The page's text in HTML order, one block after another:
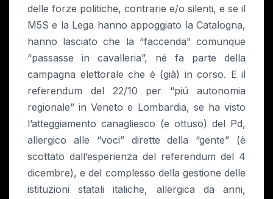
delle forze politiche, contrarie e/o silenti, e se il
M5S e la Lega hanno appoggiato la Catalogna,
hanno lasciato che la “faccenda” comunque
“passasse in cavalleria”, né fa parte della
campagna elettorale che è (già) in corso. E il
referendum del 22/10 per “piú autonomia
regionale” in Veneto e Lombardia, se ha visto
l’atteggiamento canagliesco (e ottuso) del Pd,
allergico alle “voci” dirette della “gente” (è
scottato dall’esperienza del referendum del 4
dicembre), e del complesso della gestione delle
istituzioni statali italiche, allergica da anni,